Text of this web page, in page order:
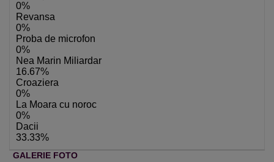
0%
Revansa
0%
Proba de microfon
0%
Nea Marin Miliardar
16.67%
Croaziera
0%
La Moara cu noroc
0%
Dacii
33.33%
GALERIE FOTO